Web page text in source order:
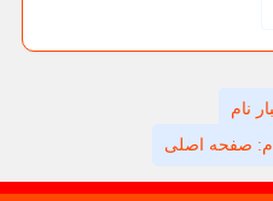
نام
صفحه اصلی